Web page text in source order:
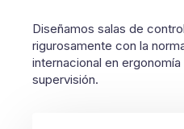
Diseñamos salas de
rigurosamente con la
internacional en
supervisión.